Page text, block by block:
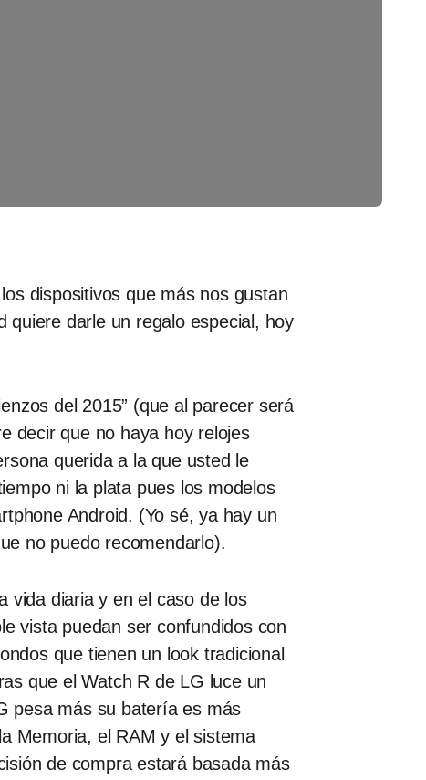
dispositivos que más nos gustan
quiere darle un regalo especial, hoy
del 2015” (que al parecer será
decir que no haya hoy relojes
querida a la que usted le
ni la plata pues los modelos
Android. (Yo sé, ya hay un
no puedo recomendarlo).
vida diaria y en el caso de los
vista puedan ser confundidos con
que tienen un look tradicional
que el Watch R de LG luce un
pesa más su batería es más
Memoria, el RAM y el sistema
de compra estará basada más